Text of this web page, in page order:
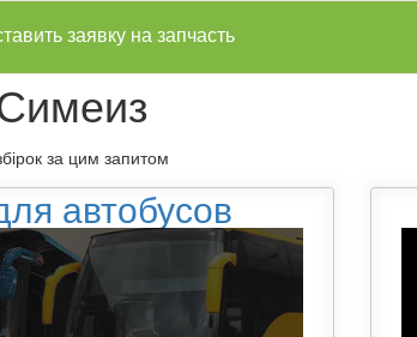
заявку на запчасть
за цим запитом
автобусов